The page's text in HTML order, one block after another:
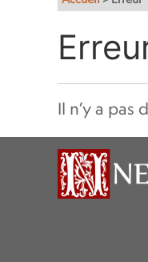
Il n’y a pas